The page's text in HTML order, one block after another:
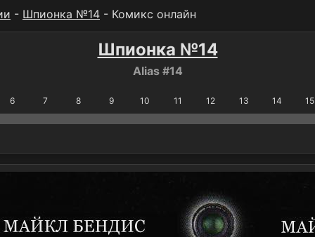
- Шпионка №14 - Комикс онлайн
Шпионка №14
Alias #14
6 7 8 9 10 11 12 13 14 15